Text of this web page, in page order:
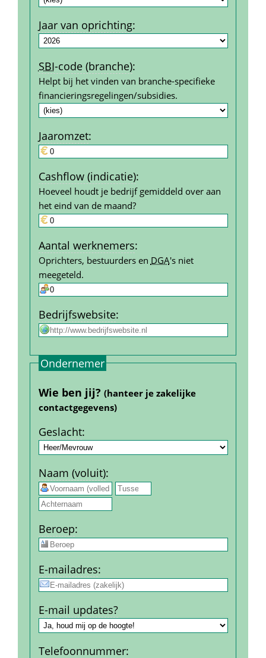
Jaar van oprichting:
SBI-code (branche):
Helpt bij het vinden van branche-specifieke
financierings­regelingen/subsidies.
Jaar­omzet:
Cashflow (indicatie):
Hoeveel houdt je bedrijf gemiddeld over aan
het eind van de maand?
Aantal werk­nemers:
Oprichters, bestuurders en DGA's niet
meegeteld.
Bedrijfs­website:
Ondernemer
Wie ben jij? (hanteer je zakelijke
contact­gegevens)
Geslacht:
Naam (voluit):
Beroep:
E-mail­adres:
E-mail updates?
Telefoon­nummer: